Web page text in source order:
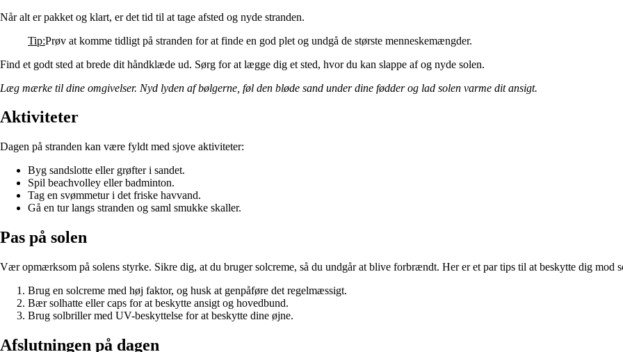
Når alt er pakket og klart, er det tid til at tage afsted og nyde stranden.
Tip:Prøv at komme tidligt på stranden for at finde en god plet og undgå de største menneskemængder.
Find et godt sted at brede dit håndklæde ud. Sørg for at lægge dig et sted, hvor du kan slappe af og nyde solen.
Læg mærke til dine omgivelser. Nyd lyden af bølgerne, føl den bløde sand under dine fødder og lad solen varme dit ansigt.
Aktiviteter
Dagen på stranden kan være fyldt med sjove aktiviteter:
Byg sandslotte eller grøfter i sandet.
Spil beachvolley eller badminton.
Tag en svømmetur i det friske havvand.
Gå en tur langs stranden og saml smukke skaller.
Pas på solen
Vær opmærksom på solens styrke. Sikre dig, at du bruger solcreme, så du undgår at blive forbrændt. Her er et par tips til at beskytte dig mod
Brug en solcreme med høj faktor, og husk at genpåføre det regelmæssigt.
Bær solhatte eller caps for at beskytte ansigt og hovedbund.
Brug solbriller med UV-beskyttelse for at beskytte dine øjne.
Afslutningen på dagen